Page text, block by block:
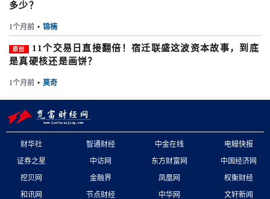
多少？
1个月前 • 锦楠
原创
11个交易日直接翻倍！宿迁联盛这波资本故事，到底
是真硬核还是画饼？
1个月前 • 莫奇
财华社 智通财经 中金在线
电鳗快报
证券之星
中访网 东方财富网
中国经济网
挖贝网
金融界 凤凰网
权衡财经
和讯网
节点财经 中华网 文轩新闻